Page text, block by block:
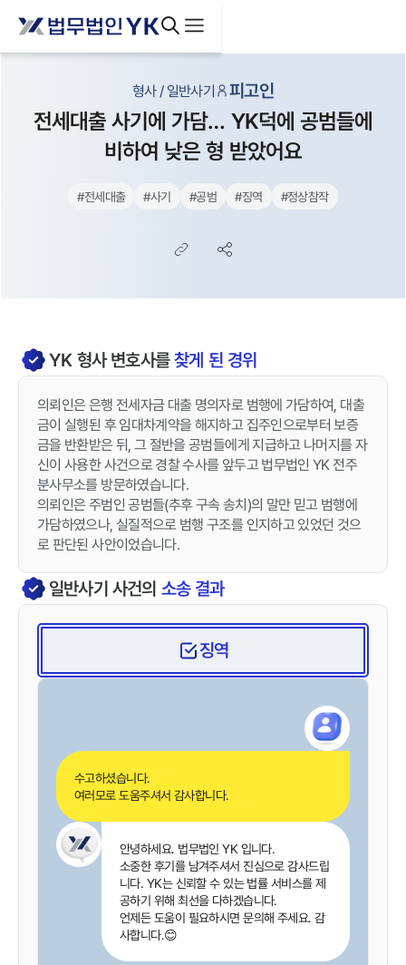
형사 / 일반사기 피고인
전세대출 사기에 가담… YK덕에 공범들에
비하여 낮은 형 받았어요
#전세대출 #사기 #공범 #징역 #정상참작
YK형사변호사를찾게 된 경위
의뢰인은 은행 전세자금 대출 명의자로 범행에 가담하여, 대출
금이 실행된 후 임대차계약을 해지하고 집주인으로부터 보증
금을 반환받은 뒤, 그 절반을 공범들에게 지급하고 나머지를 자
신이 사용한 사건으로 경찰 수사를 앞두고 법무법인 YK 전주
분사무소를 방문하였습니다.
의뢰인은 주범인 공범들(추후 구속 송치)의 말만 믿고 범행에
가담하였으나, 실질적으로 범행 구조를 인지하고 있었던 것으
로 판단된 사안이었습니다.
일반사기사건의 소송 결과
징역
수고하셨습니다.
여러모로 도움주셔서 감사합니다.
안녕하세요. 법무법인 YK 입니다.
소중한 후기를 남겨주셔서 진심으로 감사드립
니다. YK는 신뢰할 수 있는 법률 서비스를 제
공하기 위해 최선을 다하겠습니다.
언제든 도움이 필요하시면 문의해 주세요. 감
사합니다.😊